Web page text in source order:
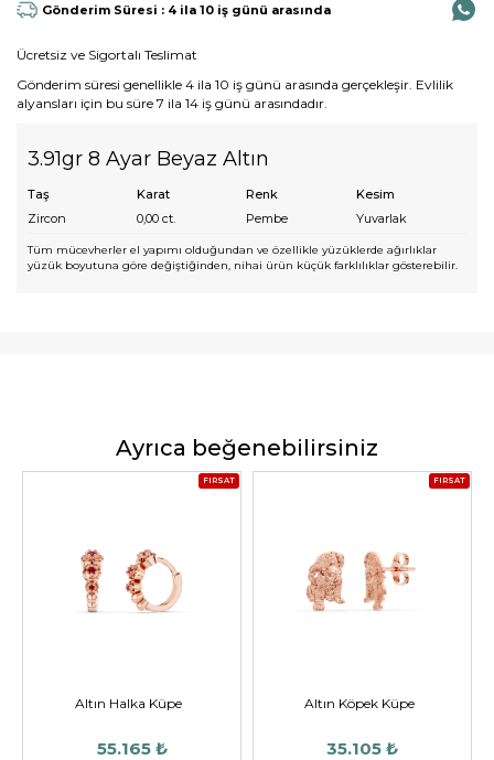
Gönderim Süresi : 4 ila 10 iş günü arasında
Ücretsiz ve Sigortalı Teslimat
Gönderim süresi genellikle 4 ila 10 iş günü arasında gerçekleşir. Evlilik
alyansları için bu süre 7 ila 14 iş günü arasındadır.
3.91gr 8 Ayar Beyaz Altın
Taş Karat Renk
Kesim
Zircon
0,00 ct. Pembe Yuvarlak
Tüm mücevherler el yapımı olduğundan ve özellikle yüzüklerde ağırlıklar
yüzük boyutuna göre değiştiğinden, nihai ürün küçük farklılıklar gösterebilir.
Ayrıca beğenebilirsiniz
FIRSAT
Altın Halka Küpe
55.165 ₺
FIRSAT
Altın Köpek Küpe
35.105 ₺